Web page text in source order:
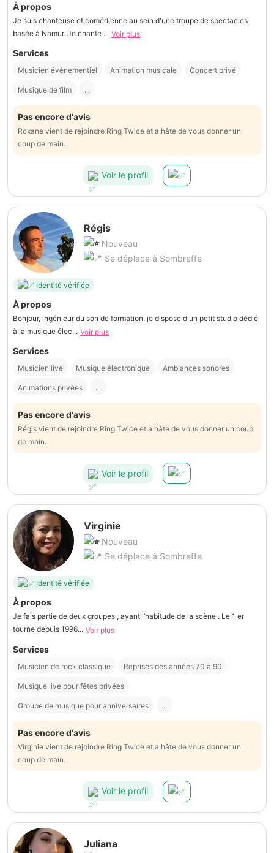
À propos
Je suis chanteuse et comédienne au sein d'une troupe de spectacles
basée à Namur. Je chante ... Voir plus
Services
Musicien événementiel Animation musicale Concert privé
Musique de film ...
Pas encore d'avis
Roxane vient de rejoindre Ring Twice et a hâte de vous donner un
coup de main.
Voir le profil
Régis
Nouveau
Se déplace à Sombreffe
Identité vérifiée
À propos
Bonjour, ingénieur du son de formation, je dispose d un petit studio dédié
à la musique élec... Voir plus
Services
Musicien live Musique électronique Ambiances sonores
Animations privées ...
Pas encore d'avis
Régis vient de rejoindre Ring Twice et a hâte de vous donner un coup
de main.
Voir le profil
Virginie
Nouveau
Se déplace à Sombreffe
Identité vérifiée
À propos
Je fais partie de deux groupes , ayant l’habitude de la scène . Le 1 er
tourne depuis 1996... Voir plus
Services
Musicien de rock classique Reprises des années 70 à 90
Musique live pour fêtes privées
Groupe de musique pour anniversaires ...
Pas encore d'avis
Virginie vient de rejoindre Ring Twice et a hâte de vous donner un
coup de main.
Voir le profil
Juliana